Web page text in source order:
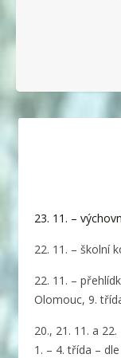
23. 11. –
22. 11. – školní
22. 11. –
Olomouc, 9.
20., 21. 11. a
1. – 4. třída –